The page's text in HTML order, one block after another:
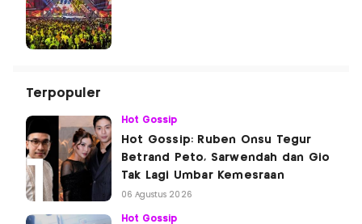
Terpopuler
Hot Gossip
Hot Gossip: Ruben Onsu Tegur
Betrand Peto, Sarwendah dan Gio
Tak Lagi Umbar Kemesraan
06 Agustus 2026
Hot Gossip